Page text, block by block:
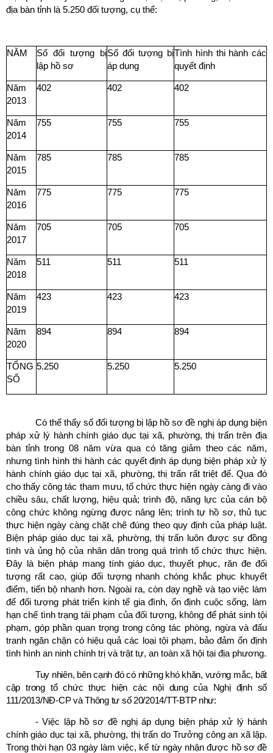
địa bàn tỉnh là 5.250 đối tượng, cụ thể:
NĂM
Số đối tượng bị
lập hồ sơ
Số đối tượng bị
áp dụng
Tình hình thi hành các
quyết định
Năm
2013
402 402 402
Năm
2014
755 755 755
Năm
2015
785 785 785
Năm
2016
775 775 775
Năm
2017
705 705 705
Năm
2018
511 511 511
Năm
2019
423 423 423
Năm
2020
894 894 894
TỔNG
SỐ
5.250 5.250 5.250
Có thể thấy số đối tượng bị lập hồ sơ đề nghị áp dụng biện
pháp xử lý hành chính giáo dục tại xã, phường, thị trấn trên địa
bàn tỉnh trong 08 năm vừa qua có tăng giảm theo các năm,
nhưng tình hình thi hành các quyết định áp dụng biện pháp xử lý
hành chính giáo dục tại xã, phường, thị trấn rất triệt để. Qua đó
cho thấy công tác tham mưu, tổ chức thực hiện ngày càng đi vào
chiều sâu, chất lượng, hiệu quả; trình độ, năng lực của cán bộ
công chức không ngừng được nâng lên; trình tự hồ sơ, thủ tục
thực hiện ngày càng chặt chẽ đúng theo quy định của pháp luật.
Biện pháp giáo dục tại xã, phường, thị trấn luôn được sự đồng
tình và ủng hộ của nhân dân trong quá trình tổ chức thực hiện.
Đây là biện pháp mang tính giáo dục, thuyết phục, răn đe đối
tượng rất cao, giúp đối tượng nhanh chóng khắc phục khuyết
điểm, tiến bộ nhanh hơn. Ngoài ra, còn dạy nghề và tạo việc làm
để đối tượng phát triển kinh tế gia đình, ổn định cuộc sống, làm
hạn chế tình trạng tái phạm của đối tượng, không để phát sinh tội
phạm, góp phần quan trọng trong công tác phòng, ngừa và đấu
tranh ngăn chặn có hiệu quả các loại tội phạm, bảo đảm ổn định
tình hình an ninh chính trị và trật tự, an toàn xã hội tại địa phương.
Tuy nhiên, bên cạnh đó có những khó khăn, vướng mắc, bất
cập trong tổ chức thực hiện các nội dung của Nghị định số
111/2013/NĐ-CP và Thông tư số 20/2014/TT-BTP như:
- Việc lập hồ sơ đề nghị áp dụng biện pháp xử lý hành
chính giáo dục tại xã, phường, thị trấn do Trưởng công an xã lập.
Trong thời hạn 03 ngày làm việc, kể từ ngày nhận được hồ sơ đề